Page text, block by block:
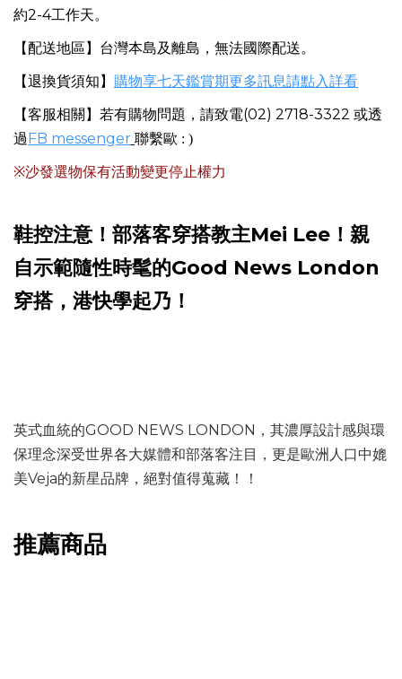
約2-4工作天。
【配送地區】台灣本島及離島，無法國際配送。
【退換貨須知】 購物享七天鑑賞期更多訊息請點入詳看
【客服相關】若有購物問題，請致電(02) 2718-3322 或透
過FB messenger 聯繫歐 : )
※沙發選物保有活動變更停止權力
鞋控注意！部落客穿搭教主Mei Lee！親
自示範隨性時髦的Good News London
穿搭，港快學起乃！
英式血統的GOOD NEWS LONDON，其濃厚設計感與環
保理念深受世界各大媒體和部落客注目，更是歐洲人口中媲
美Veja的新星品牌，絕對值得蒐藏！！
推薦商品